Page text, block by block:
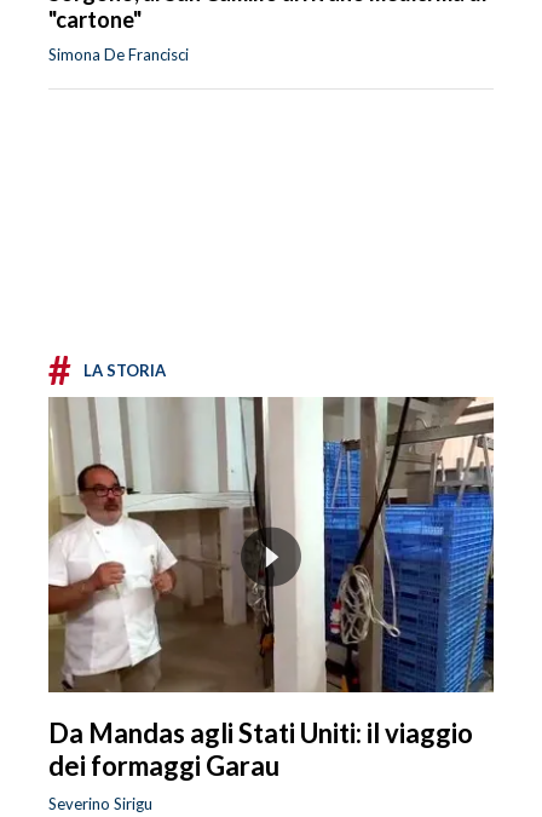
"cartone"
Simona De Francisci
# LA STORIA
Da Mandas agli Stati Uniti: il viaggio
dei formaggi Garau
Severino Sirigu